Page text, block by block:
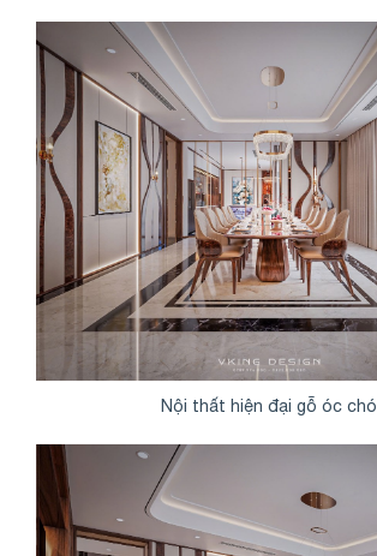
Nội thất hiện đại gỗ óc chó